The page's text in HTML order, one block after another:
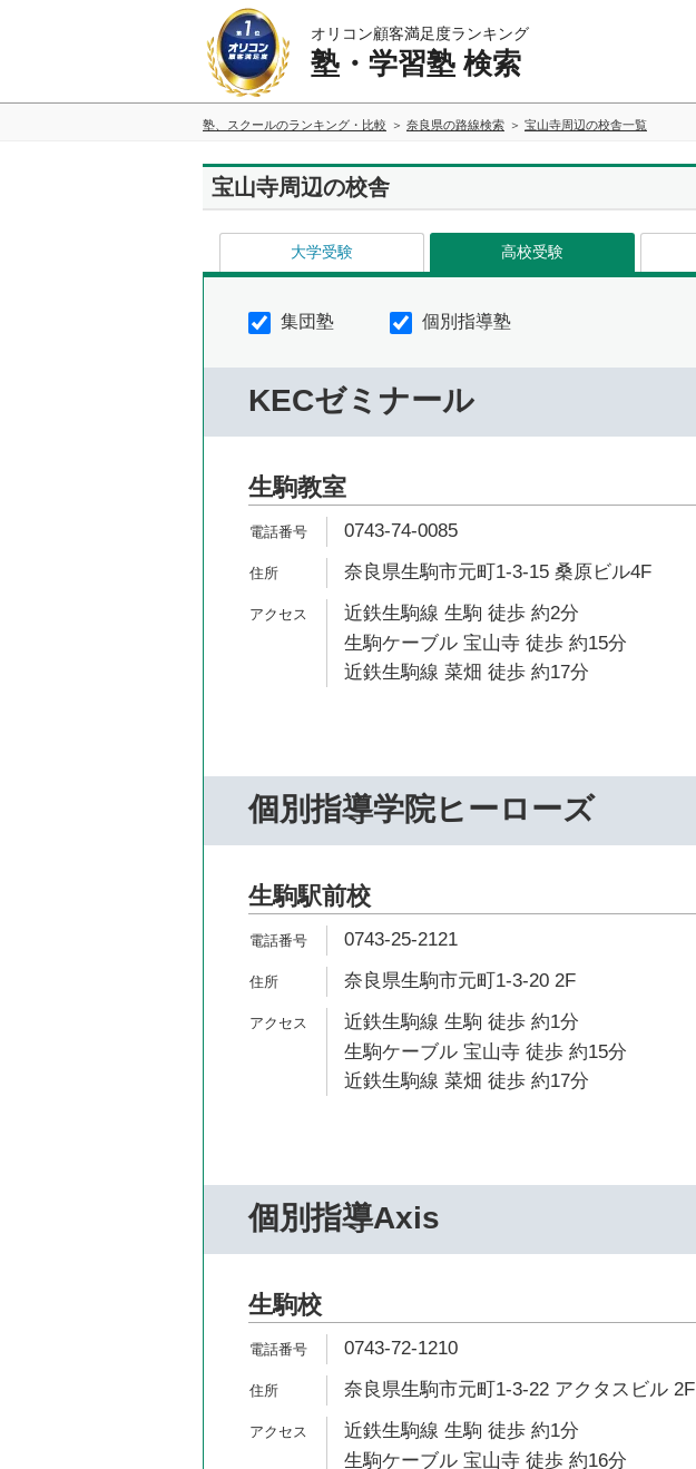
オリコン顧客満足度ランキング
塾・学習塾 検索
塾、スクールのランキング・比較 奈良県の路線検索 宝山寺周辺の校舎一覧
宝山寺周辺の校舎
大学受験 高校受験
集団塾 個別指導塾
KECゼミナール
生駒教室
0743-74-0085
奈良県生駒市元町1-3-15 桑原ビル4F
近鉄生駒線 生駒 徒歩 約2分
生駒ケーブル 宝山寺 徒歩 約15分
近鉄生駒線 菜畑 徒歩 約17分
個別指導学院ヒーローズ
生駒駅前校
0743-25-2121
奈良県生駒市元町1-3-20 2F
近鉄生駒線 生駒 徒歩 約1分
生駒ケーブル 宝山寺 徒歩 約15分
近鉄生駒線 菜畑 徒歩 約17分
個別指導Axis
生駒校
0743-72-1210
奈良県生駒市元町1-3-22 アクタスビル 2F
近鉄生駒線 生駒 徒歩 約1分
生駒ケーブル 宝山寺 徒歩 約16分